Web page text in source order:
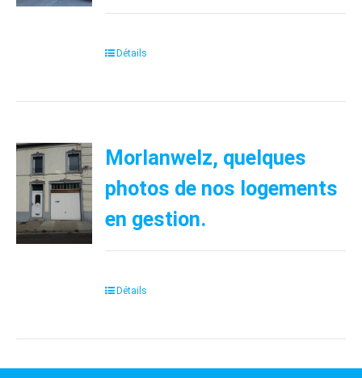
Détails
Morlanwelz, quelques
photos de nos logements
en gestion.
Détails